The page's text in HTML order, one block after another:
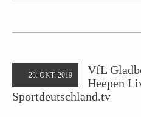
28. OKT. 2019
VfL
Heepen
Sportdeutschland.tv